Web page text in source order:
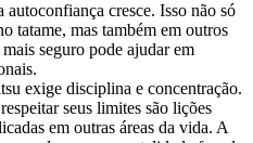
autoconfiança cresce. Isso não só
tatame, mas também em outros
seguro pode ajudar em
exige disciplina e concentração.
seus limites são lições
em outras áreas da vida. A